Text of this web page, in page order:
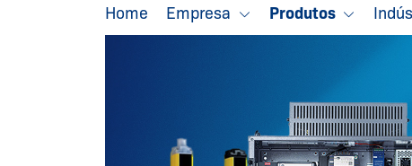
Home Empresa Produtos